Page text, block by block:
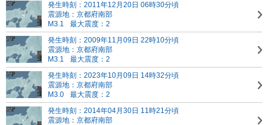
発生時刻：2011年12月20日 06時30分頃
震源地：京都府南部
M3.1
最大震度：2
発生時刻：2009年11月09日 22時10分頃
震源地：京都府南部
M3.1
最大震度：2
発生時刻：2023年10月09日 14時32分頃
震源地：京都府南部
M3.0
最大震度：2
発生時刻：2014年04月30日 11時21分頃
震源地：京都府南部